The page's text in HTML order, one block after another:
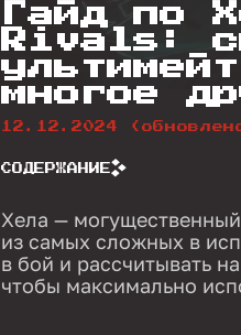
Гайд по
Rivals:
многое
12.12.2024
СОДЕРЖАНИЕ
Хела —
из самых сложных в
в бой и рассчитывать
чтобы максимально